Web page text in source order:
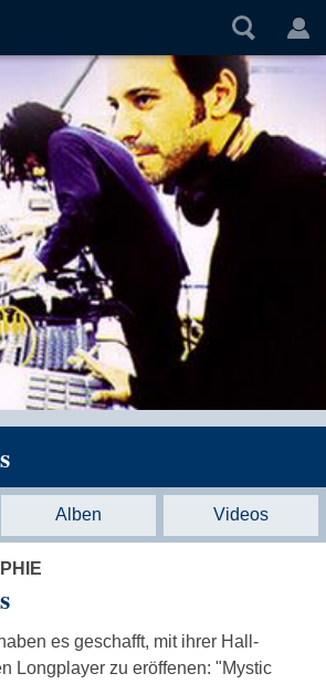
Alben Videos
es geschafft, mit ihrer Hall-
Longplayer zu eröffenen: "Mystic